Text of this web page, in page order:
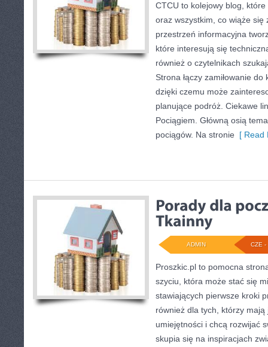
CTCU to kolejowy blog,
oraz wszystkim, co wiąże się
przestrzeń informacyjna
które interesują się
również o czytelnikach
Strona łączy zamiłowanie
dzięki czemu może
planujące podróż. Ciekawe
Pociągiem. Główną osią
pociągów. Na stronie [ Read
CZE -
ADMIN
Proszkic.pl to pomocna
szyciu, która może stać się
stawiających pierwsze kroki
również dla tych, którzy mają
umiejętności i chcą rozwijać
skupia się na inspiracjach